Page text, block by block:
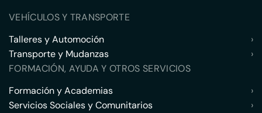
VEHÍCULOS Y TRANSPORTE
Talleres y Automoción
›
Transporte y Mudanzas
›
FORMACIÓN, AYUDA Y OTROS SERVICIOS
Formación y Academias
›
Servicios Sociales y Comunitarios
›